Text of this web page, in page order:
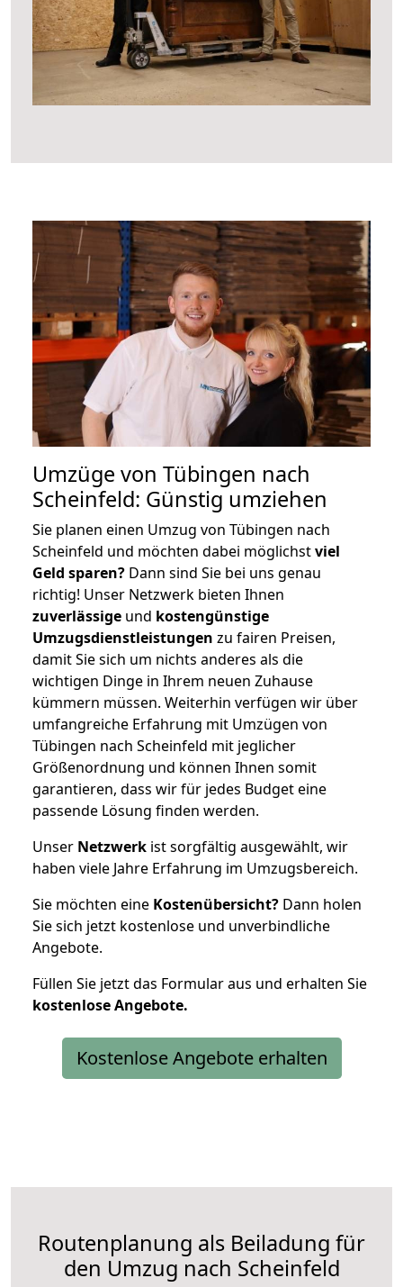
Umzüge von Tübingen nach
Scheinfeld: Günstig umziehen
Sie planen einen Umzug von Tübingen nach
Scheinfeld und möchten dabei möglichstviel
Geld sparen? Dann sind Sie bei uns genau
richtig! Unser Netzwerk bieten Ihnen
zuverlässige und kostengünstige
Umzugsdienstleistungen zu fairen Preisen,
damit Sie sich um nichts anderes als die
wichtigen Dinge in Ihrem neuen Zuhause
kümmern müssen. Weiterhin verfügen wir über
umfangreiche Erfahrung mit Umzügen von
Tübingen nach Scheinfeld mit jeglicher
Größenordnung und können Ihnen somit
garantieren, dass wir für jedes Budget eine
passende Lösung finden werden.
Unser Netzwerk ist sorgfältig ausgewählt, wir
haben viele Jahre Erfahrung im Umzugsbereich.
Sie möchten eine Kostenübersicht? Dann holen
Sie sich jetzt kostenlose und unverbindliche
Angebote.
Füllen Sie jetzt das Formular aus und erhalten Sie
kostenloseAngebote.
Kostenlose Angebote erhalten
Routenplanung als Beiladung für
den Umzug nach Scheinfeld